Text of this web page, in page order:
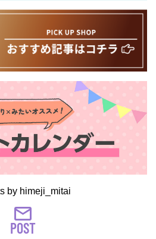
by himeji_mitai
POST